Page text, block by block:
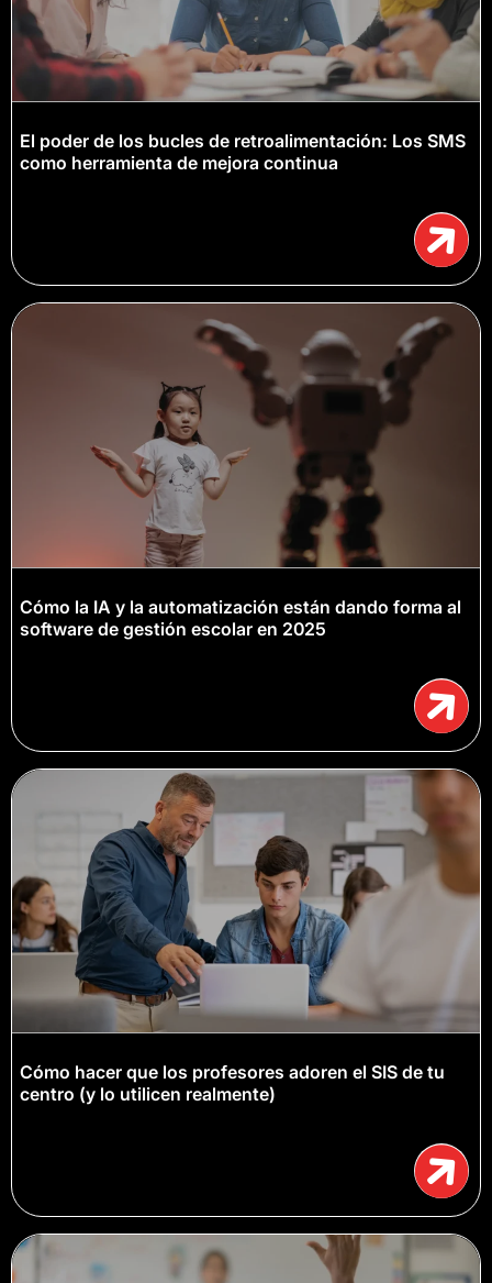
El poder de los bucles de retroalimentación: Los SMS
como herramienta de mejora continua
Cómo la IA y la automatización están dando forma al
software de gestión escolar en 2025
Cómo hacer que los profesores adoren el SIS de tu
centro (y lo utilicen realmente)